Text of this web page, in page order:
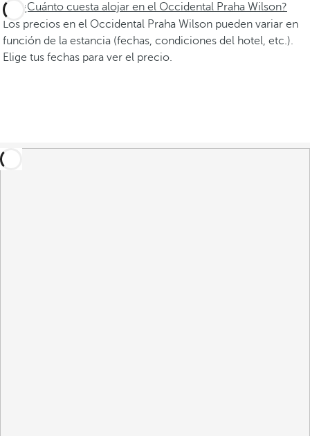
¿Cuánto cuesta alojar en el Occidental Praha Wilson?
Los precios en el Occidental Praha Wilson pueden variar en
función de la estancia (fechas, condiciones del hotel, etc.).
Elige tus fechas para ver el precio.